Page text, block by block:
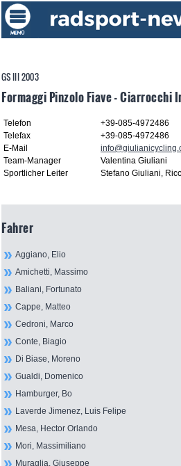
GS III 2003
Formaggi Pinzolo Fiave - Ciarrocchi
Telefon
+39-085-4972486
Telefax
+39-085-4972486
E-Mail
Team-Manager
Valentina Giuliani
Sportlicher Leiter
Stefano Giuliani,
Fahrer
Aggiano, Elio
Amichetti, Massimo
Baliani, Fortunato
Cappe, Matteo
Cedroni, Marco
Conte, Biagio
Di Biase, Moreno
Gualdi, Domenico
Hamburger, Bo
Laverde Jimenez, Luis Felipe
Mesa, Hector Orlando
Mori, Massimiliano
Muraglia, Giuseppe